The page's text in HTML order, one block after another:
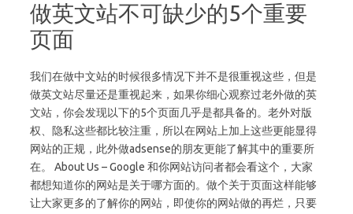
做英文站不可缺少的5个重要
页面
我们在做中文站的时候很多情况下并不是很重视这些，但是
做英文站尽量还是重视起来，如果你细心观察过老外做的英
文站，你会发现以下的5个页面几乎是都具备的。老外对版
权、隐私这些都比较注重，所以在网站上加上这些更能显得
网站的正规，此外做adsense的朋友更能了解其中的重要所
在。 About Us – Google 和你网站访问者都会看这个，大家
都想知道你的网站是关于哪方面的。做个关于页面这样能够
让大家更多的了解你的网站，即使你的网站做的再烂，只要